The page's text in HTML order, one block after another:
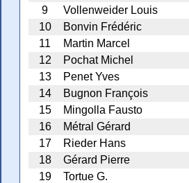
9
Vollenweider Louis
10
Bonvin Frédéric
11
Martin Marcel
12
Pochat Michel
13
Penet Yves
14
Bugnon François
15
Mingolla Fausto
16
Métral Gérard
17
Rieder Hans
18
Gérard Pierre
19
Tortue G.